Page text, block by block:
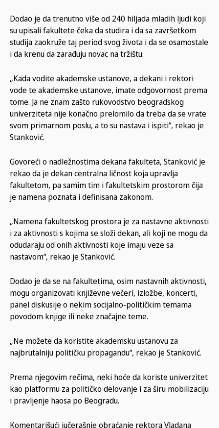
Dodao je da trenutno više od 240 hiljada mladih ljudi koji
su upisali fakultete čeka da studira i da sa završetkom
studija zaokruže taj period svog života i da se osamostale
i da krenu da zarađuju novac na tržištu.
„Kada vodite akademske ustanove, a dekani i rektori
vode te akademske ustanove, imate odgovornost prema
tome. Ja ne znam zašto rukovodstvo beogradskog
univerziteta nije konačno prelomilo da treba da se vrate
svom primarnom poslu, a to su nastava i ispiti“, rekao je
Stanković.
Govoreći o nadležnostima dekana fakulteta, Stanković je
rekao da je dekan centralna ličnost koja upravlja
fakultetom, pa samim tim i fakultetskim prostorom čija
je namena poznata i definisana zakonom.
„Namena fakultetskog prostora je za nastavne aktivnosti
i za aktivnosti s kojima se složi dekan, ali koji ne mogu da
odudaraju od onih aktivnosti koje imaju veze sa
nastavom“, rekao je Stanković.
Dodao je da se na fakultetima, osim nastavnih aktivnosti,
mogu organizovati književne večeri, izložbe, koncerti,
panel diskusije o nekim socijalno-političkim temama
povodom knjige ili neke značajne teme.
„Ne možete da koristite akademsku ustanovu za
najbrutalniju političku propagandu“, rekao je Stanković.
Prema njegovim rečima, neki hoće da koriste univerzitet
kao platformu za političko delovanje i za širu mobilizaciju
i pravljenje haosa po Beogradu.
Komentarišući jučerašnje obraćanje rektora Vladana